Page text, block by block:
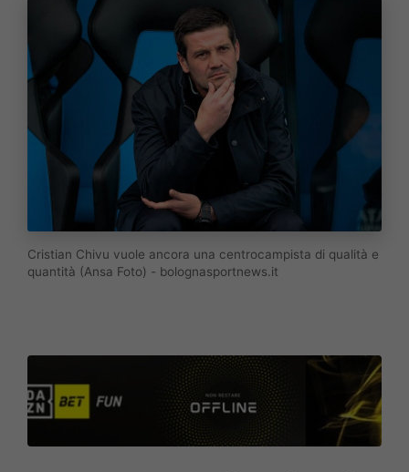
Cristian Chivu vuole ancora una centrocampista di qualità e
quantità (Ansa Foto) - bolognasportnews.it